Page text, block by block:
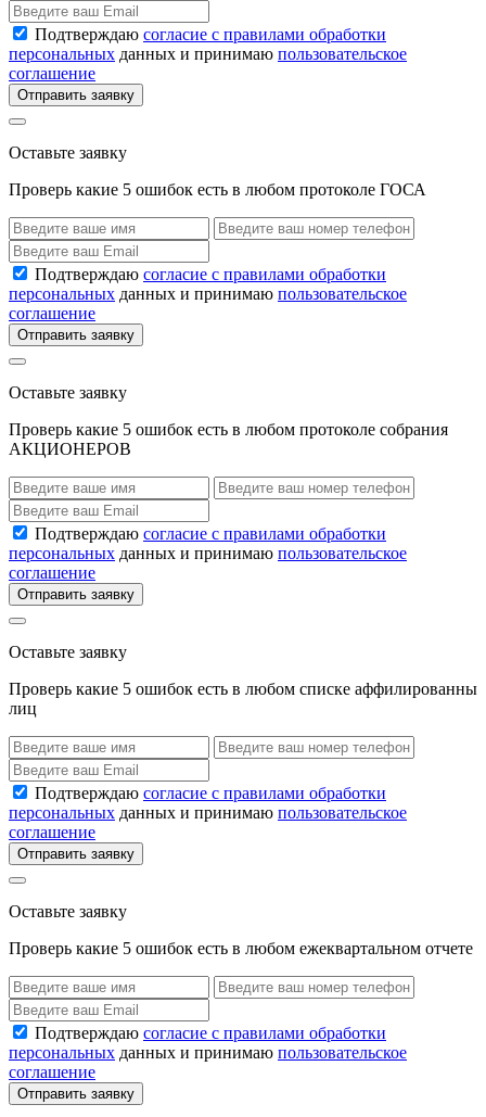
Подтверждаю согласие с правилами обработки
персональных данных и принимаю пользовательское
соглашение
Отправить заявку
Оставьте заявку
Проверь какие 5 ошибок есть в любом протоколе ГОСА
Подтверждаю согласие с правилами обработки
персональных данных и принимаю пользовательское
соглашение
Отправить заявку
Оставьте заявку
Проверь какие 5 ошибок есть в любом протоколе собрания
АКЦИОНЕРОВ
Подтверждаю согласие с правилами обработки
персональных данных и принимаю пользовательское
соглашение
Отправить заявку
Оставьте заявку
Проверь какие 5 ошибок есть в любом списке аффилированны
лиц
Подтверждаю согласие с правилами обработки
персональных данных и принимаю пользовательское
соглашение
Отправить заявку
Оставьте заявку
Проверь какие 5 ошибок есть в любом ежеквартальном отчете
Подтверждаю согласие с правилами обработки
персональных данных и принимаю пользовательское
соглашение
Отправить заявку